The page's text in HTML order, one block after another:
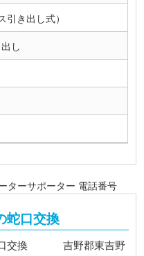
引き出し式）
し
蛇口交換
吉野郡東吉野